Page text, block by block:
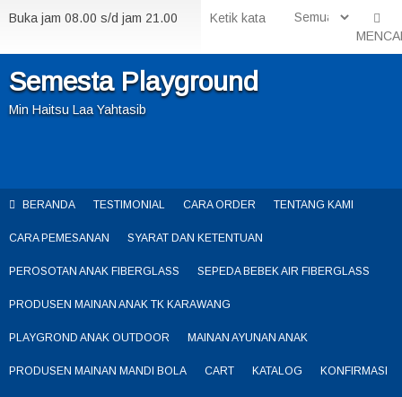
Buka jam 08.00 s/d jam 21.00
Semesta Playground
Min Haitsu Laa Yahtasib
BERANDA TESTIMONIAL CARA ORDER TENTANG KAMI
CARA PEMESANAN SYARAT DAN KETENTUAN
PEROSOTAN ANAK FIBERGLASS SEPEDA BEBEK AIR FIBERGLASS
PRODUSEN MAINAN ANAK TK KARAWANG
PLAYGROND ANAK OUTDOOR MAINAN AYUNAN ANAK
PRODUSEN MAINAN MANDI BOLA CART KATALOG KONFIRMASI